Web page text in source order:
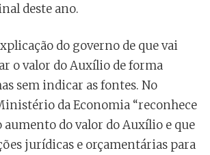
deste ano.
do governo de que vai
o valor do Auxílio de forma
sem indicar as fontes. No
da Economia “reconhece
aumento do valor do Auxílio e que
jurídicas e orçamentárias para